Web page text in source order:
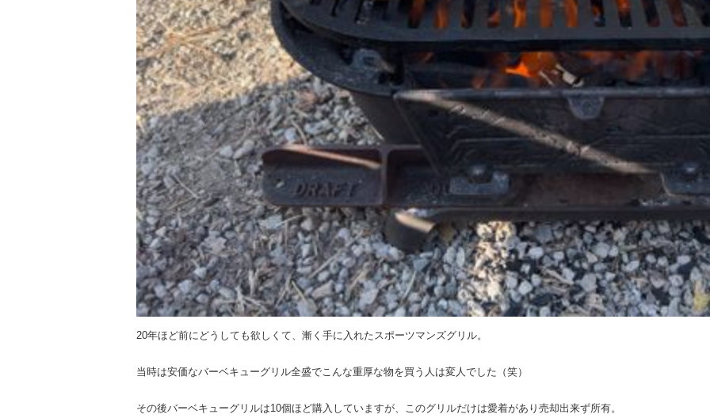
20年ほど前にどうしても欲しくて、漸く手に入れたスポーツマンズグリル。
当時は安価なバーベキューグリル全盛でこんな重厚な物を買う人は変人でした（笑）
その後バーベキューグリルは10個ほど購入していますが、このグリルだけは愛着があり売却出来ず所有。